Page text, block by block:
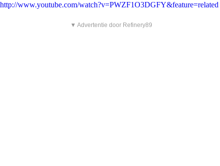
http://www.youtube.com/watch?v=PWZF1O3DGFY&feature=related
▼ Advertentie door Refinery89